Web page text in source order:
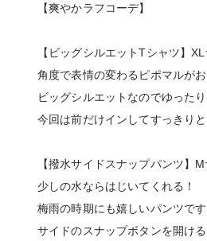
【爽やかラフコーデ】
【ビッグシルエットTシャツ】
角度で表情の変わるピポマルが
ビッグシルエットなのでゆったり
今回は前だけインしてすっきりと
【撥水サイドスナップパンツ】
少しの水ならはじいてくれる！
梅雨の時期にも嬉しいパンツです
サイドのスナップボタンを開け